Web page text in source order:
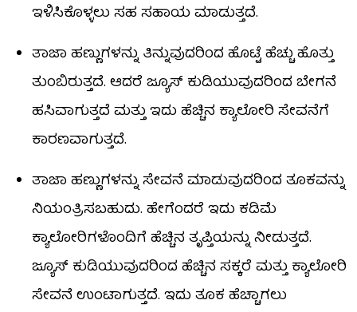
ಇಳಿಸಿಕೊಳ್ಳಲು ಸಹ ಸಹಾಯ ಮಾಡುತ್ತದೆ.
ತಾಜಾ ಹಣ್ಣುಗಳನ್ನು ತಿನ್ನುವುದರಿಂದ ಹೊಟ್ಟೆ ಹೆಚ್ಚು ಹೊತ್ತು
ತುಂಬಿರುತ್ತದೆ. ಆದರೆ ಜ್ಯೂಸ್‌ ಕುಡಿಯುವುದರಿಂದ ಬೇಗನೆ
ಹಸಿವಾಗುತ್ತದೆ ಮತ್ತು ಇದು ಹೆಚ್ಚಿನ ಕ್ಯಾಲೋರಿ ಸೇವನೆಗೆ
ಕಾರಣವಾಗುತ್ತದೆ.
ತಾಜಾ ಹಣ್ಣುಗಳನ್ನು ಸೇವನೆ ಮಾಡುವುದರಿಂದ ತೂಕವನ್ನು
ನಿಯಂತ್ರಿಸಬಹುದು. ಹೇಗೆಂದರೆ ಇದು ಕಡಿಮೆ
ಕ್ಯಾಲೋರಿಗಳೊಂದಿಗೆ ಹೆಚ್ಚಿನ ತೃಪ್ತಿಯನ್ನು ನೀಡುತ್ತದೆ.
ಜ್ಯೂಸ್‌ ಕುಡಿಯುವುದರಿಂದ ಹೆಚ್ಚಿನ ಸಕ್ಕರೆ ಮತ್ತು ಕ್ಯಾಲೋರಿ
ಸೇವನೆ ಉಂಟಾಗುತ್ತದೆ. ಇದು ತೂಕ ಹೆಚ್ಚಾಗಲು